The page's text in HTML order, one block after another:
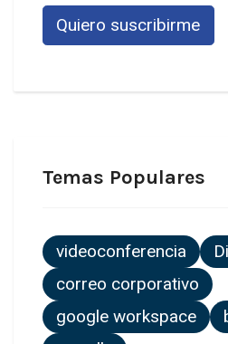
Temas Populares
videoconferencia
correo corporativo
google workspace